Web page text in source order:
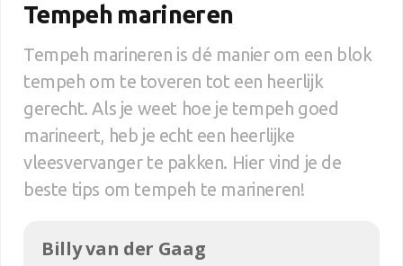
Tempeh marineren
Tempeh marineren is dé manier om een blok
tempeh om te toveren tot een heerlijk
gerecht. Als je weet hoe je tempeh goed
marineert, heb je echt een heerlijke
vleesvervanger te pakken. Hier vind je de
beste tips om tempeh te marineren!
Billy van der Gaag